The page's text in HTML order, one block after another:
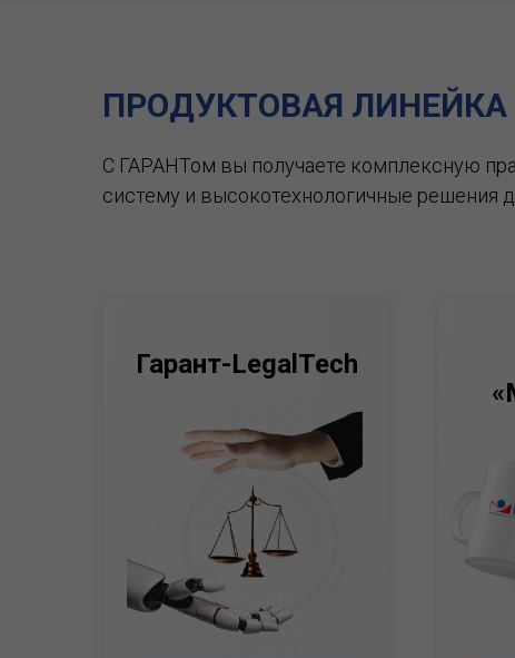
ПРОДУКТОВАЯ ЛИНЕЙКА
С ГАРАНТом вы получаете комплексную
систему и высокотехнологичные решения
Гарант-LegalTech